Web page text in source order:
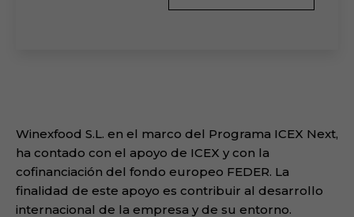
Winexfood S.L. en el marco del Programa ICEX Next,
ha contado con el apoyo de ICEX y con la
cofinanciación del fondo europeo FEDER. La
finalidad de este apoyo es contribuir al desarrollo
internacional de la empresa y de su entorno.